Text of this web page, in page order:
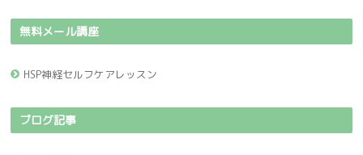
無料メール講座
HSP神経セルフケアレッスン
ブログ記事